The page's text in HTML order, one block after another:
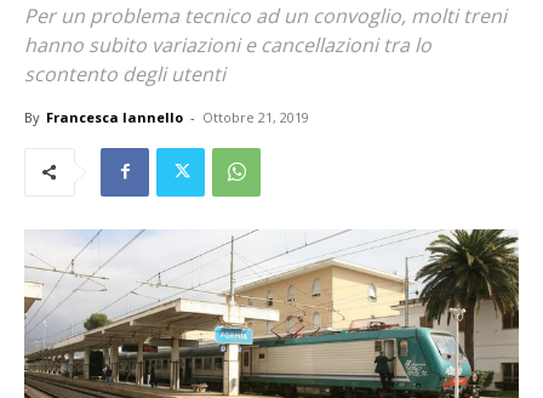
Per un problema tecnico ad un convoglio, molti treni
hanno subito variazioni e cancellazioni tra lo
scontento degli utenti
By Francesca Iannello - Ottobre 21, 2019